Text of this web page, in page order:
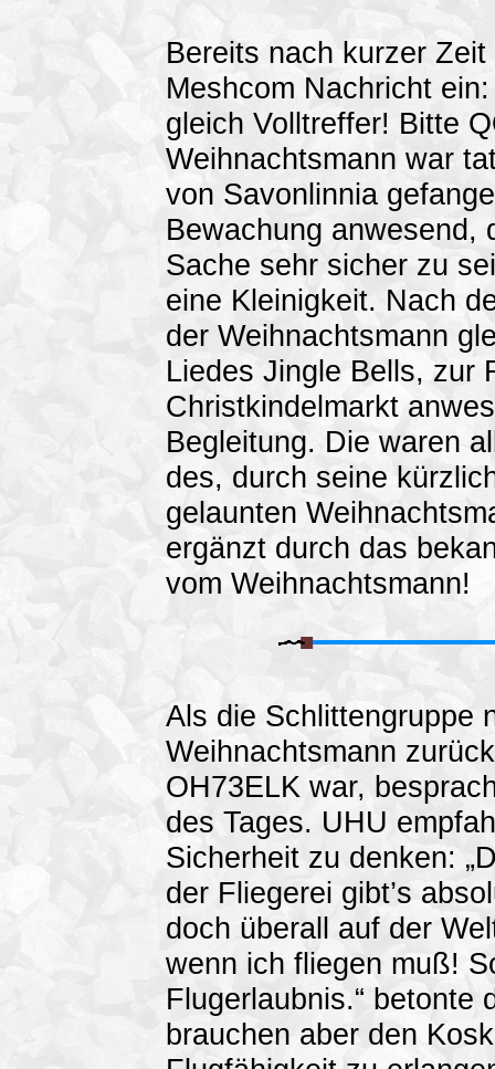
Bereits nach kurzer
Meshcom Nachricht
gleich Volltreffer! Bitte
Weihnachtsmann war
von Savonlinnia
Bewachung anwesend,
Sache sehr sicher zu
eine Kleinigkeit. Nach
der Weihnachtsmann
Liedes Jingle Bells, zur
Christkindelmarkt
Begleitung. Die waren
des, durch seine
gelaunten
ergänzt durch das
vom Weihnachtsmann!
Als die Schlittengruppe
Weihnachtsmann
OH73ELK war,
des Tages. UHU
Sicherheit zu denken:
der Fliegerei gibt’s
doch überall auf der
wenn ich fliegen muß!
Flugerlaubnis.“ betonte
brauchen aber den